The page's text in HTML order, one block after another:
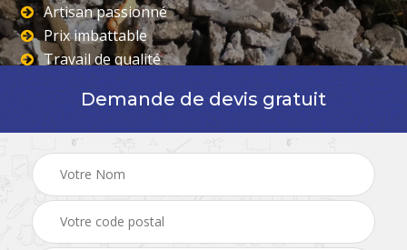
Artisan passionné
Prix imbattable
Travail de qualité
Demande de devis gratuit